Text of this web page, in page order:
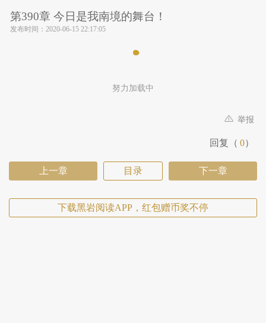
第390章 今日是我南境的舞台！
发布时间： 2020-06-15 22:17:05
努力加载中
举报
回复（ 0）
上一章 目录 下一章
下载黑岩阅读APP，红包赠币奖不停